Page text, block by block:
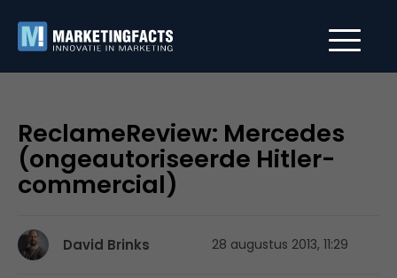
ReclameReview: Mercedes
(ongeautoriseerde Hitler-
commercial)
David Brinks 28 augustus 2013, 11:29